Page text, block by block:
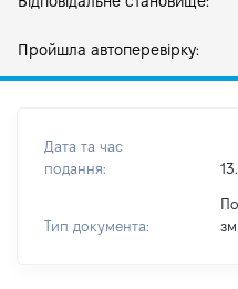
Пройшла автоперевірку:
Дата та час
подання:
Тип документа: